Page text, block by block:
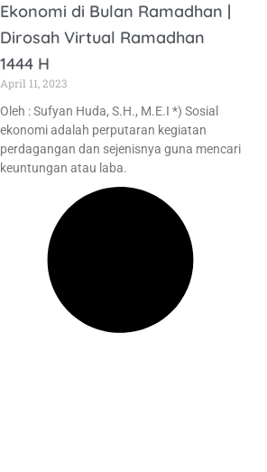
Ekonomi di Bulan Ramadhan |
Dirosah Virtual Ramadhan
1444 H
April 11, 2023
Oleh : Sufyan Huda, S.H., M.E.I *) Sosial
ekonomi adalah perputaran kegiatan
perdagangan dan sejenisnya guna mencari
keuntungan atau laba.